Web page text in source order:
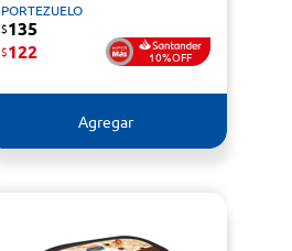
PORTEZUELO
$135
$122 10%OFF
Agregar